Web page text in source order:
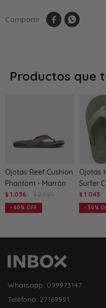
 
Productos que
Ojotas Reef Cushion
Phantom - Marrón
$ 1.036 $ 2.590
60
Ojotas
Surfer
$ 1.043
30
Whatsapp: 099973147
Teléfono: 27169991